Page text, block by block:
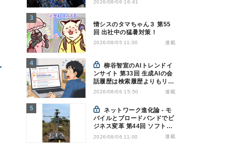
2026/08/06 16:41
情シスのタマちゃん３ 第55
回 出社中の猛暑対策！
2026/08/05 11:00 連載
柳谷智宣のAIトレンドイ
ンサイト 第33回 生成AIの会
話履歴は検索履歴よりもリス
キー？今のうちに情報漏洩対
2026/08/06 15:50 連載
ネットワーク進化論 - モ
バイルとブロードバンドでビ
ジネス変革 第44回 ソフトバ
ンクが「HAPS」のプレ商用
2026/08/06 11:00 連載